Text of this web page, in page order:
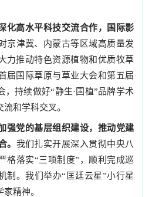
化高水平科技交流合作，国际影
京津冀、内蒙古等区域高质量发
力推动特色资源植物和优质牧草
届国际草原与草业大会和第五届
，持续做好“静生·国植”品牌学术
和学科交叉。
强党的基层组织建设，推动党建
。 我们扎实开展深入贯彻中央八
格落实“三项制度”，顺利完成巡
制。我们举办“匡廷云星”小行星
精神。